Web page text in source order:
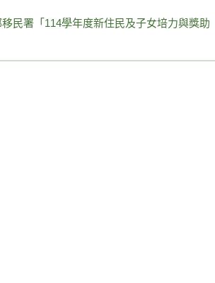
民署「114學年度新住民及子女培力與獎助